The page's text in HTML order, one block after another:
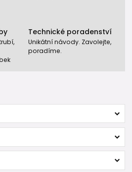
Technické poradenství
Unikátní návody. Zavolejte,
poradíme.